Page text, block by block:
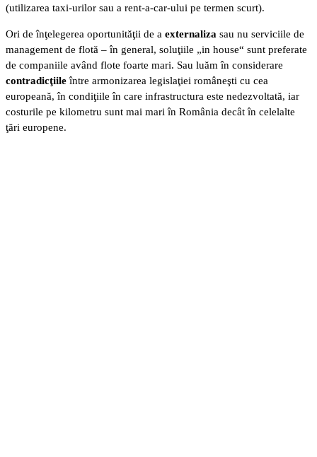
(utilizarea taxi-urilor sau a rent-a-car-ului pe termen scurt).
Ori de înţelegerea oportunităţii de a externaliza sau nu serviciile de
management de flotă – în general, soluţiile „in house“ sunt preferate
de companiile având flote foarte mari. Sau luăm în considerare
contradicţiileîntre armonizarea legislaţiei româneşti cu cea
europeană, în condiţiile în care infrastructura este nedezvoltată, iar
costurile pe kilometru sunt mai mari în România decât în celelalte
ţări europene.